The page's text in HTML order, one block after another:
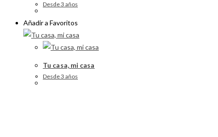
Desde 3 años
Añadir a Favoritos
Tu casa, mi casa
Desde 3 años